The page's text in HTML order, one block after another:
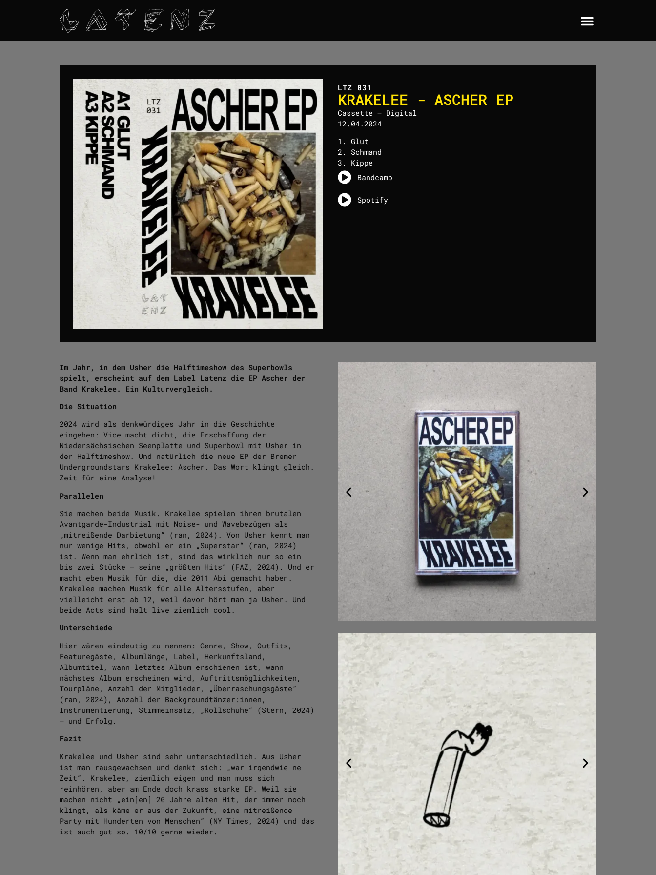
LTZ 031
KRAKELEE - ASCHER EP
Cassette – Digital
12.04.2024
1. Glut
2. Schmand
3. Kippe
Bandcamp
Spotify
Im Jahr, in dem Usher die Halftimeshow des Superbowls
spielt, erscheint auf dem Label Latenz die EP Ascher der
Band Krakelee. Ein Kulturvergleich.
Die Situation
2024 wird als denkwürdiges Jahr in die Geschichte
eingehen: Vice macht dicht, die Erschaffung der
Niedersächsischen Seenplatte und Superbowl mit Usher in
der Halftimeshow. Und natürlich die neue EP der Bremer
Undergroundstars Krakelee: Ascher. Das Wort klingt gleich.
Zeit für eine Analyse!
Parallelen
Sie machen beide Musik. Krakelee spielen ihren brutalen
Avantgarde-Industrial mit Noise- und Wavebezügen als
„mitreißende Darbietung“ (ran, 2024). Von Usher kennt man
nur wenige Hits, obwohl er ein „Superstar“ (ran, 2024)
ist. Wenn man ehrlich ist, sind das wirklich nur so ein
bis zwei Stücke – seine „größten Hits“ (FAZ, 2024). Und er
macht eben Musik für die, die 2011 Abi gemacht haben.
Krakelee machen Musik für alle Altersstufen, aber
vielleicht erst ab 12, weil davor hört man ja Usher. Und
beide Acts sind halt live ziemlich cool.
Unterschiede
Hier wären eindeutig zu nennen: Genre, Show, Outfits,
Featuregäste, Albumlänge, Label, Herkunftsland,
Albumtitel, wann letztes Album erschienen ist, wann
nächstes Album erscheinen wird, Auftrittsmöglichkeiten,
Tourpläne, Anzahl der Mitglieder, „Überraschungsgäste“
(ran, 2024), Anzahl der Backgroundtänzer:innen,
Instrumentierung, Stimmeinsatz, „Rollschuhe“ (Stern, 2024)
– und Erfolg.
Fazit
Krakelee und Usher sind sehr unterschiedlich. Aus Usher
ist man rausgewachsen und denkt sich: „war irgendwie ne
Zeit“. Krakelee, ziemlich eigen und man muss sich
reinhören, aber am Ende doch krass starke EP. Weil sie
machen nicht „ein[en] 20 Jahre alten Hit, der immer noch
klingt, als käme er aus der Zukunft, eine mitreißende
Party mit Hunderten von Menschen“ (NY Times, 2024) und das
ist auch gut so. 10/10 gerne wieder.